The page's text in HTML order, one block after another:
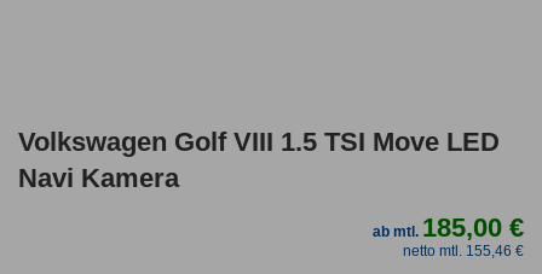
Volkswagen Golf VIII 1.5 TSI Move LED
Navi Kamera
ab mtl. 185,00 €
netto mtl. 155,46 €